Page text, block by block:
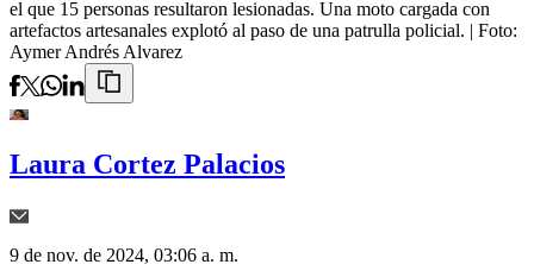
el que 15 personas resultaron lesionadas. Una moto cargada con
artefactos artesanales explotó al paso de una patrulla policial. | Foto:
Aymer Andrés Alvarez
Laura Cortez Palacios
9 de nov. de 2024, 03:06 a. m.